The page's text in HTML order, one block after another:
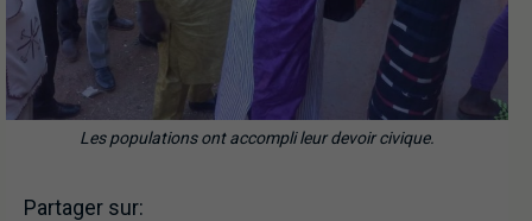
Les populations ont accompli leur devoir civique.
Partager sur: